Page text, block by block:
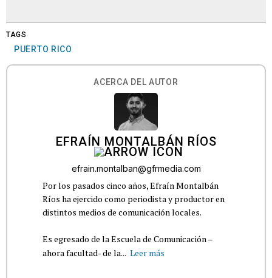
TAGS
PUERTO RICO
ACERCA DEL AUTOR
EFRAÍN MONTALBÁN RÍOS
efrain.montalban@gfrmedia.com
Por los pasados cinco años, Efraín Montalbán
Ríos ha ejercido como periodista y productor en
distintos medios de comunicación locales.
Es egresado de la Escuela de Comunicación –
ahora facultad- de la... Leer más